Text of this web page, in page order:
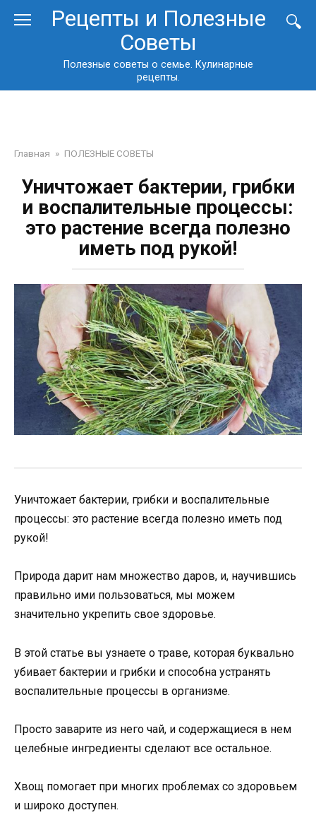
Рецепты и Полезные
Советы
Полезные советы о семье. Кулинарные
рецепты.
Главная » ПОЛЕЗНЫЕ СОВЕТЫ
Уничтожает бактерии, грибки
и воспалительные процессы:
это растение всегда полезно
иметь под рукой!
Уничтожает бактерии, грибки и воспалительные
процессы: это растение всегда полезно иметь под
рукой!
Природа дарит нам множество даров, и, научившись
правильно ими пользоваться, мы можем
значительно укрепить свое здоровье.
В этой статье вы узнаете о траве, которая буквально
убивает бактерии и грибки и способна устранять
воспалительные процессы в организме.
Просто заварите из него чай, и содержащиеся в нем
целебные ингредиенты сделают все остальное.
Хвощ помогает при многих проблемах со здоровьем
и широко доступен.